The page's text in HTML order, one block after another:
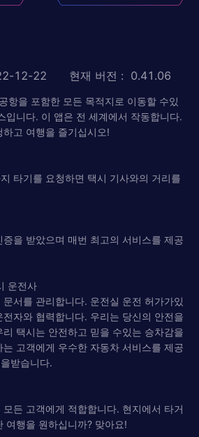
12-22 현재 버전 : 0.41.06
항을 포함한 모든 목적지로 이동할 수있
입니다. 이 앱은 전 세계에서 작동합니다.
고 여행을 즐기십시오!
타기를 요청하면 택시 기사와의 거리를
을 받았으며 매번 최고의 서비스를 제공
운전사
서를 관리합니다. 운전실 운전 허가가있
자와 협력합니다. 우리는 당신의 안전을
택시는 안전하고 믿을 수있는 승차감을
고객에게 우수한 자동차 서비스를 제공
받습니다.
든 고객에게 적합합니다. 현지에서 타거
여행을 원하십니까? 맞아요!